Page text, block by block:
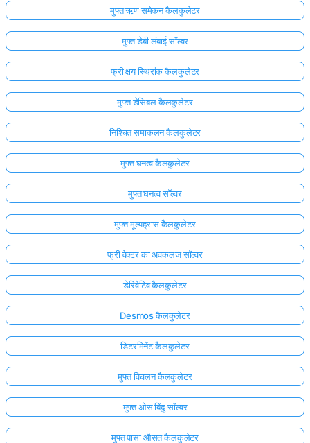
मुफ्त ऋण समेकन कैलकुलेटर
मुफ्त डेबी लंबाई सॉल्वर
फ्री क्षय स्थिरांक कैलकुलेटर
मुफ्त डेसिबल कैलकुलेटर
निश्चित समाकलन कैलकुलेटर
मुफ्त घनत्व कैलकुलेटर
मुफ्त घनत्व सॉल्वर
मुफ्त मूल्यह्रास कैलकुलेटर
फ्री वेक्टर का अवकलज सॉल्वर
डेरिवेटिव कैलकुलेटर
Desmos कैलकुलेटर
डिटरमिनेंट कैलकुलेटर
मुफ्त विचलन कैलकुलेटर
मुफ्त ओस बिंदु सॉल्वर
मुफ्त पासा औसत कैलकुलेटर